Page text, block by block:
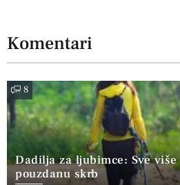
Komentari
8
Dadilja za ljubimce: Sve
pouzdanu skrb